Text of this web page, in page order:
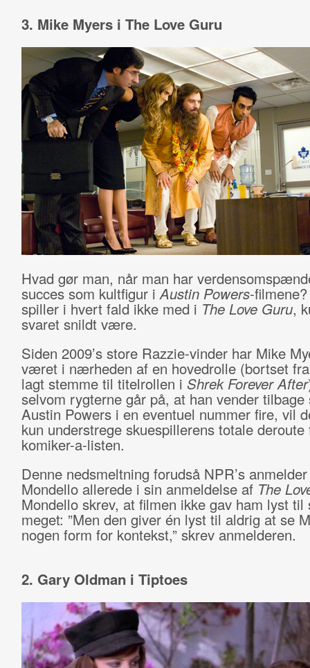
3. Mike Myers i The Love Guru
Hvad gør man, når man har
succes som kultfigur iAustin Powers-
spiller i hvert fald ikke med i The Love Guru,
svaret snildt være.
Siden 2009’s store Razzie-vinder har Mike
været i nærheden af en hovedrolle (bortset
lagt stemme til titelrollen i Shrek Forever After
selvom rygterne går på, at han vender tilbage
Austin Powers i en eventuel nummer fire, vil
kun understrege skuespillerens totale deroute
komiker-a-listen.
Denne nedsmeltning forudså NPR’s
Mondello allerede i sin anmeldelse af The
Mondello skrev, at filmen ikke gav ham lyst
meget: ”Men den giver én lyst til aldrig at se
nogen form for kontekst,” skrev anmelderen.
2. Gary Oldman i Tiptoes